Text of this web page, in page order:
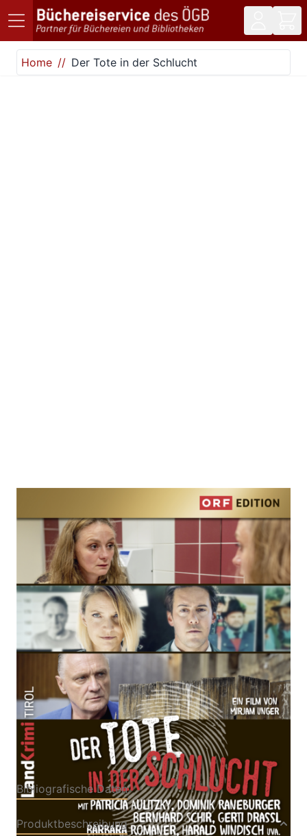
Direkt zum Inhalt
Home
Der Tote in der Schlucht
Der Tote in der Schlucht
Zur Wunschliste hinzufügen
Landkrimi Tirol
VonMirjam Unger
Verlag: Hoanzl 13.12.2024
DVD DVD
47204419-2
Bibliografische Daten
Produktbeschreibung